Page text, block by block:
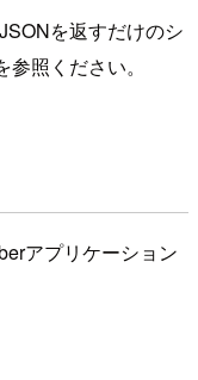
を返すだけのシ
参照ください。
アプリケーション